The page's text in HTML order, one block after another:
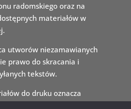
nu radomskiego oraz na
materiałów w
utworów niezamawianych
prawo do skracania i
tekstów.
do druku oznacza